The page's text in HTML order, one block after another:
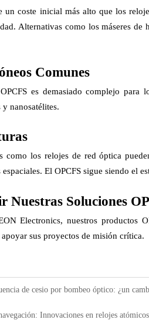
un coste inicial más alto que los
Alternativas como los máseres
Comunes
es demasiado complejo para
y nanosatélites.
como los relojes de red óptica
El OPCFS sigue siendo el
Nuestras Soluciones
Electronics, nuestros productos
sus proyectos de misión crítica.
de cesio por bombeo óptico: ¿un
Innovaciones en relojes